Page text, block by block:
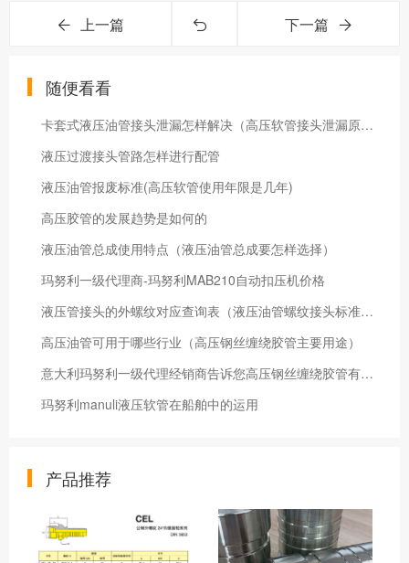
上一篇 下一篇
随便看看
卡套式液压油管接头泄漏怎样解决（高压软管接头泄漏原因）
液压过渡接头管路怎样进行配管
液压油管报废标准(高压软管使用年限是几年)
高压胶管的发展趋势是如何的
液压油管总成使用特点（液压油管总成要怎样选择）
玛努利一级代理商-玛努利MAB210自动扣压机价格
液压管接头的外螺纹对应查询表（液压油管螺纹接头标准参照表）
高压油管可用于哪些行业（高压钢丝缠绕胶管主要用途）
意大利玛努利一级代理经销商告诉您高压钢丝缠绕胶管有关的性能指标
玛努利manuli液压软管在船舶中的运用
产品推荐